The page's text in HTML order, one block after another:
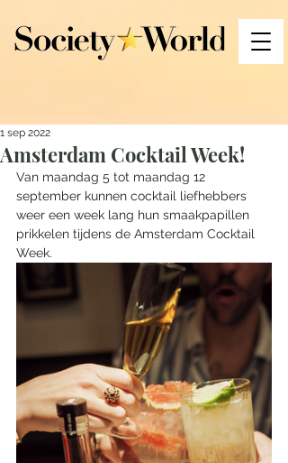
Amsterdam Cocktail Week!
1 sep 2022
Van maandag 5 tot maandag 12
september kunnen cocktail liefhebbers
weer een week lang hun smaakpapillen
prikkelen tijdens de Amsterdam Cocktail
Week.